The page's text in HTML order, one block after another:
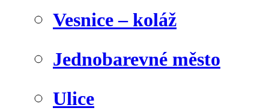
Vesnice – koláž
Jednobarevné město
Ulice